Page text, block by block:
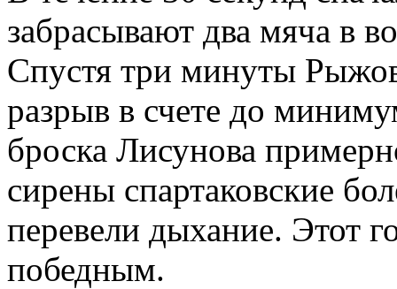
забрасывают два мяча в
Спустя три минуты
разрыв в счете до
броска Лисунова
сирены спартаковские
перевели дыхание. Этот
победным.